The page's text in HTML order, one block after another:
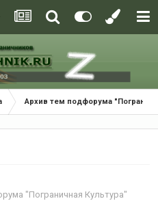
Архив тем подфорума
"Пограничная Культура"